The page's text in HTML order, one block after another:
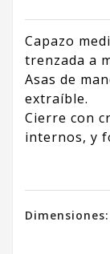
Capazo
trenzada a
Asas de
extraíble.
Cierre con
internos, y
Dimensiones: